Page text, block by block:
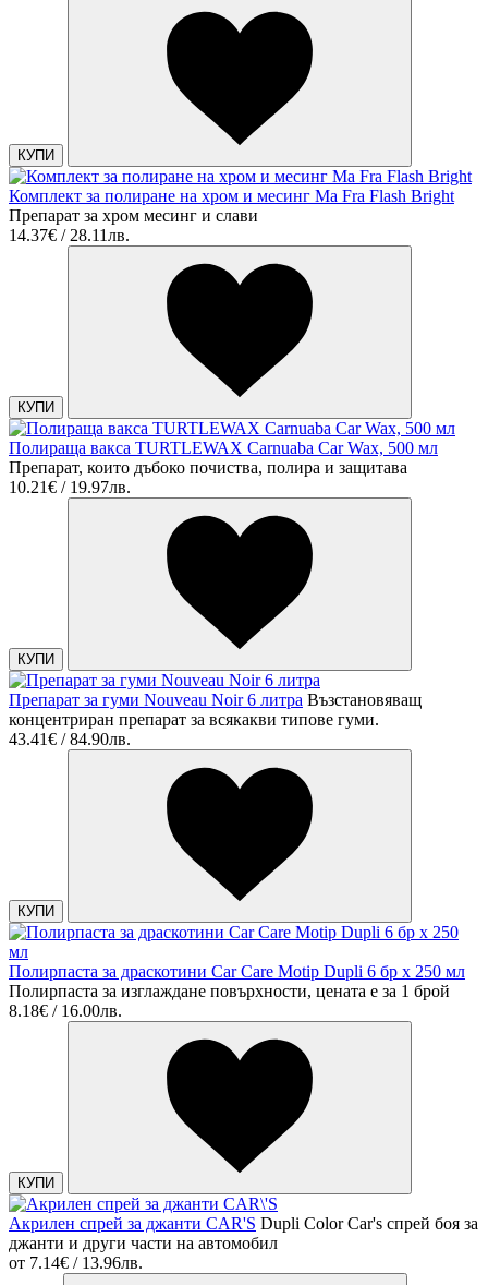
КУПИ
Комплект за полиране на хром и месинг Ma Fra Flash Bright
Препарат за хром месинг и слави
14.37€ / 28.11лв.
КУПИ
Полираща вакса TURTLEWAX Carnuaba Car Wax, 500 мл
Препарат, които дъбоко почиства, полира и защитава
10.21€ / 19.97лв.
КУПИ
Препарат за гуми Nouveau Noir 6 литра Възстановяващ
концентриран препарат за всякакви типове гуми.
43.41€ / 84.90лв.
КУПИ
Полирпаста за драскотини Car Care Motip Dupli 6 бр х 250 мл
Полирпаста за изглаждане повърхности, цената е за 1 брой
8.18€ / 16.00лв.
КУПИ
Акрилен спрей за джанти CAR'S Dupli Color Car's спрей боя за
джанти и други части на автомобил
от 7.14€ / 13.96лв.